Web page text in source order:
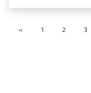
« 1 2 3